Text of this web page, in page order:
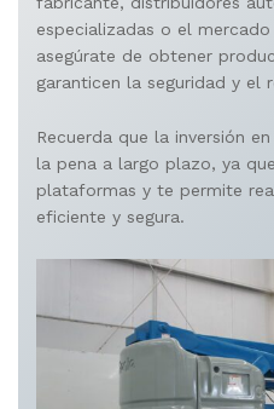
especializadas o el
asegúrate de obtener
garanticen la seguridad y el
Recuerda que la inversión
la pena a largo plazo, ya
plataformas y te permite
eficiente y segura.